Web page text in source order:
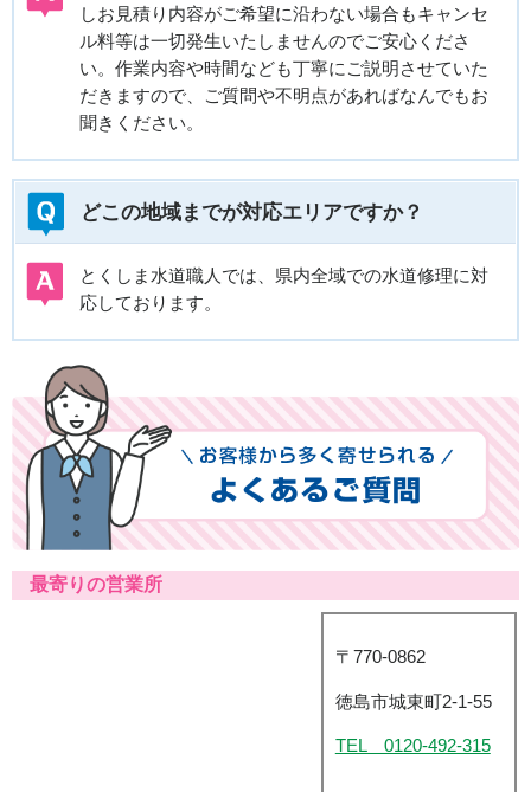
しお見積り内容がご希望に沿わない場合もキャンセ
ル料等は一切発生いたしませんのでご安心くださ
い。作業内容や時間なども丁寧にご説明させていた
だきますので、ご質問や不明点があればなんでもお
聞きください。
どこの地域までが対応エリアですか？
とくしま水道職人では、県内全域での水道修理に対
応しております。
最寄りの営業所
〒770-0862
徳島市城東町2-1-55
TEL 0120-492-315